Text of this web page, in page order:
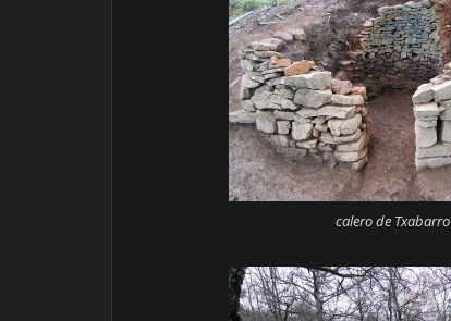
calero de Txabarro